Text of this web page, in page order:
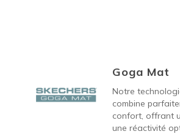
Goga Mat
Notre
combine
confort, offrant
une réactivité